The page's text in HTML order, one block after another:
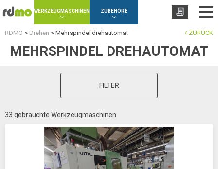
WERKZEUGMASCHINEN ZUBEHÖRE
ZURÜCK
RDMO > Drehen > Mehrspindel drehautomat
MEHRSPINDEL DREHAUTOMAT
FILTER
33 gebrauchte Werkzeugmaschinen